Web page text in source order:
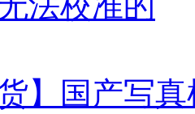
货】国产写